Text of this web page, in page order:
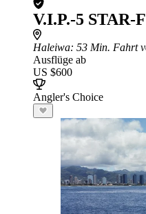
V.I.P.-5 STAR-
Haleiwa: 53 Min. Fahrt
Ausflüge ab
US $600
Angler's Choice